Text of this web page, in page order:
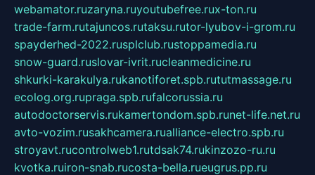
webamator.ruzaryna.ruyoutubefree.rux-ton.ru
trade-farm.rutajuncos.rutaksu.rutor-lyubov-i-grom.ru
spayderhed-2022.rusplclub.rustoppamedia.ru
snow-guard.ruslovar-ivrit.rucleanmedicine.ru
shkurki-karakulya.rukanotiforet.spb.rututmassage.ru
ecolog.org.rupraga.spb.rufalcorussia.ru
autodoctorservis.rukamertondom.spb.runet-life.net.ru
avto-vozim.rusakhcamera.rualliance-electro.spb.ru
stroyavt.rucontrolweb1.rutdsak74.rukinzozo-ru.ru
kvotka.ruiron-snab.rucosta-bella.rueugrus.pp.ru